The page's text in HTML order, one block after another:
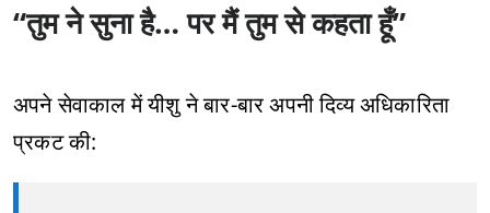
“तुम ने सुना है… पर मैं तुम से कहता हूँ”
अपने सेवाकाल में यीशु ने बार-बार अपनी दिव्य अधिकारिता
प्रकट की: